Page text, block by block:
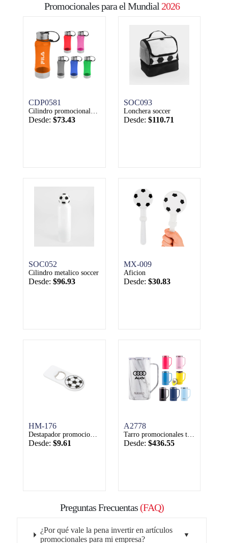
Promocionales para el Mundial 2026
CDP0581
Cilindro promocionales deportivo 500ml turin
Desde:$73.43
SOC093
Lonchera soccer
Desde: $110.71
SOC052
Cilindro metalico soccer
Desde:$96.93
MX-009
Aficion
Desde: $30.83
HM-176
Destapador promocionales fresgoe
Desde:$9.61
A2778
Tarro promocionales termico doble pared acero inox 20 oz nayad metro tall
Desde: $436.55
Preguntas Frecuentas (FAQ)
¿Por qué vale la pena invertir en artículos
promocionales para mi empresa?